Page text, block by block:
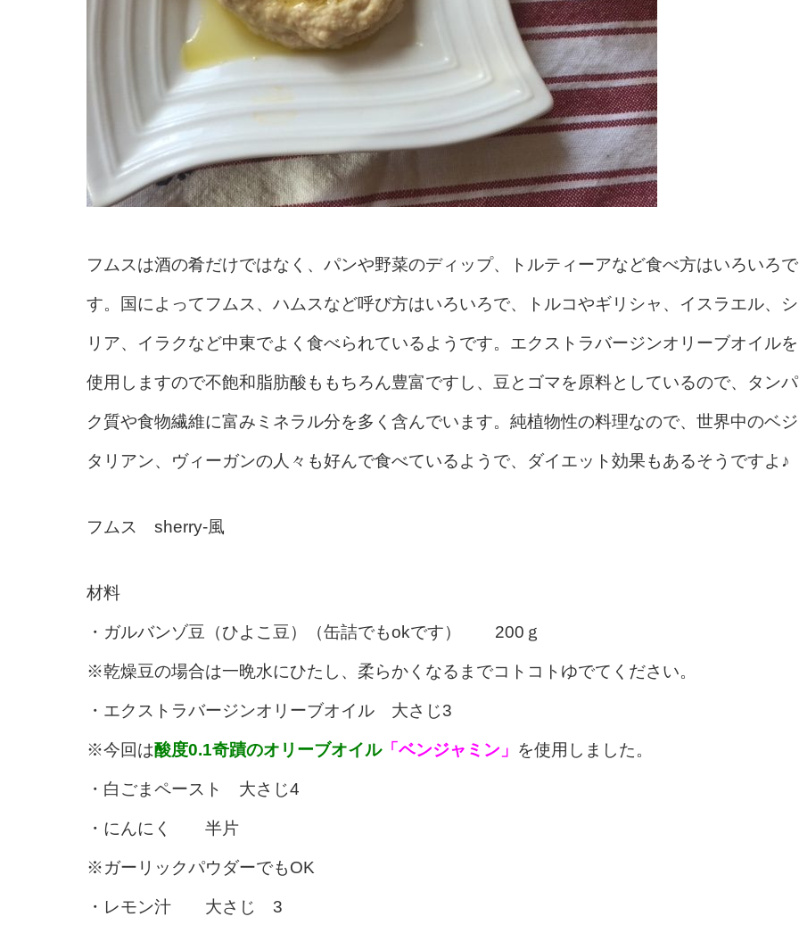
フムスは酒の肴だけではなく、パンや野菜のディップ、トルティーアなど食べ方はいろいろで
す。国によってフムス、ハムスなど呼び方はいろいろで、トルコやギリシャ、イスラエル、シ
リア、イラクなど中東でよく食べられているようです。エクストラバージンオリーブオイルを
使用しますので不飽和脂肪酸ももちろん豊富ですし、豆とゴマを原料としているので、タンパ
ク質や食物繊維に富みミネラル分を多く含んでいます。純植物性の料理なので、世界中のベジ
タリアン、ヴィーガンの人々も好んで食べているようで、ダイエット効果もあるそうですよ♪
フムス sherry-風
材料
・ガルバンゾ豆（ひよこ豆）（缶詰でもokです） 200ｇ
※乾燥豆の場合は一晩水にひたし、柔らかくなるまでコトコトゆでてください。
・エクストラバージンオリーブオイル 大さじ3
※今回は酸度0.1奇蹟のオリーブオイル「ベンジャミン」 を使用しました。
・白ごまペースト 大さじ4
・にんにく 半片
※ガーリックパウダーでもOK
・レモン汁 大さじ 3